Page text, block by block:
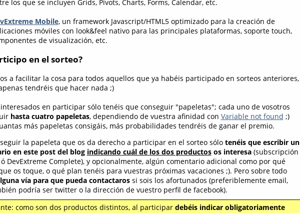
los que se incluyen Grids, Pivots, Charts, Forms, Calendar, etc.
Mobile, un framework Javascript/HTML5 optimizado para la creación de
móviles con look&feel nativo para las principales plataformas, soporte touch,
de visualización, etc.
en el sorteo?
a facilitar la cosa para todos aquellos que ya habéis participado en sorteos anteriores,
tendréis que hacer nada ;)
en participar sólo tenéis que conseguir "papeletas"; cada uno de vosotros
hasta cuatro papeletas, dependiendo de vuestra afinidad con Variable not found ;)
más papeletas consigáis, más probabilidades tendréis de ganar el premio.
la papeleta que os da derecho a participar en el sorteo sólo tenéis que escribir un
en este post del blog indicando cuál de los dos productosos interesa(subscripción
ó DevExtreme Complete), y opcionalmente, algún comentario adicional como por qué
os toque, o qué plan tenéis para vuestras próximas vacaciones ;). Pero sobre todo
vía para que pueda contactaros si sois los afortunados (preferiblemente email,
podría ser twitter o la dirección de vuestro perfil de facebook).
como son dos productos distintos, al participar debéis indicar obligatoriamente